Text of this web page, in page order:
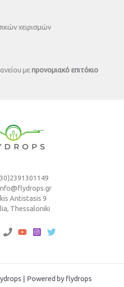
χειρισμών
μεπρονομιακό επιτόκιο
Antistasis 9
Thessaloniki
| Powered by flydrops